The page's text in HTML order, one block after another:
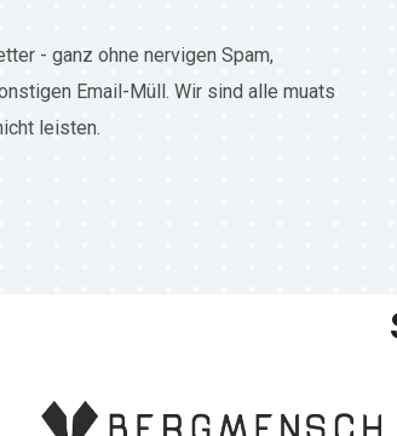
- ganz ohne nervigen Spam,
Email-Müll. Wir sind alle muats
leisten.